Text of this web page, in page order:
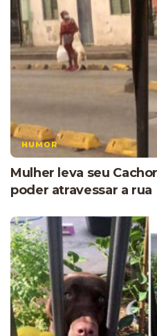
HUMOR
Mulher leva seu
poder atravessar a rua